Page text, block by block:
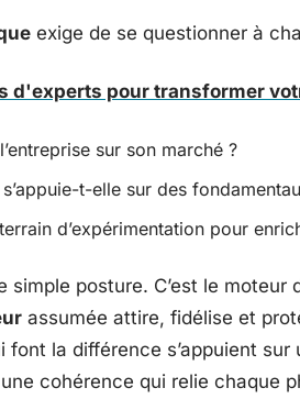
exige de se questionner à
d'experts pour transformer
sur son marché ?
t-elle sur des
d’expérimentation pour
simple posture. C’est le
assumée attire, fidélise et
la différence s’appuient sur
cohérence qui relie chaque